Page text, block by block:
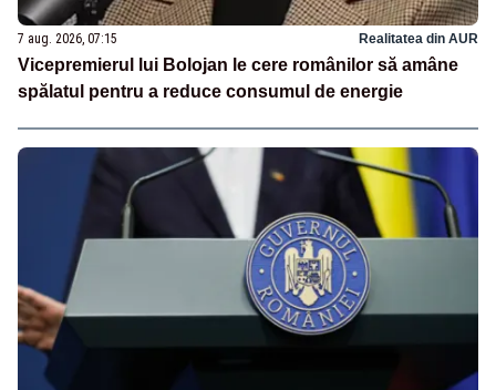
7 aug. 2026, 07:15 Realitatea din AUR
Vicepremierul lui Bolojan le cere românilor să amâne
spălatul pentru a reduce consumul de energie